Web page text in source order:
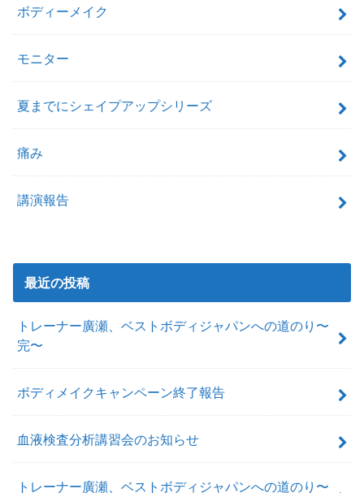
ボディーメイク
モニター
夏までにシェイプアップシリーズ
痛み
講演報告
最近の投稿
トレーナー廣瀬、ベストボディジャパンへの道のり〜
完〜
ボディメイクキャンペーン終了報告
血液検査分析講習会のお知らせ
トレーナー廣瀬、ベストボディジャパンへの道のり〜